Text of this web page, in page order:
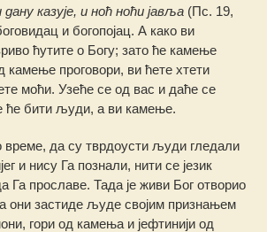
казује, и ноћ ноћи јавља (Пс. 19,
и богопојац. А како ви
ћутите о Богу; зато ће камење
камење проговори, ви ћете хтети
моћи. Узеће се од вас и даће се
бити људи, а ви камење.
време, да су тврдоусти људи гледали
и нису Га познали, нити се језик
Га прославе. Тада је живи Бог отворио
они застиде људе својим признањем
гори од камења и јефтинији од